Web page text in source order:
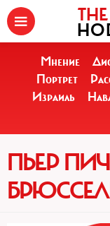
Мнение
Портрет
Израиль
ПЬЕР